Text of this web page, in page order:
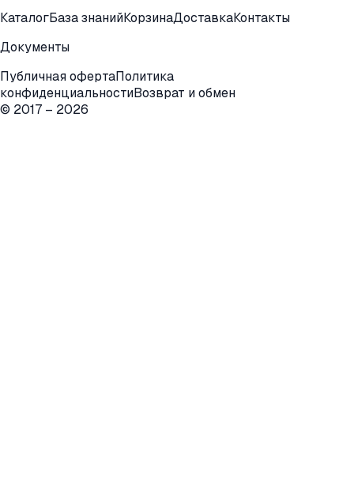
КаталогБаза знанийКорзинаДоставкаКонтакты
Документы
Публичная офертаПолитика
конфиденциальностиВозврат и обмен
© 2017 – 2026